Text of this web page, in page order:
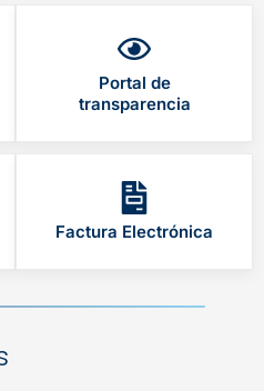
Portal de
transparencia
Factura Electrónica